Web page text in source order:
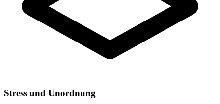
Stress und Unordnung